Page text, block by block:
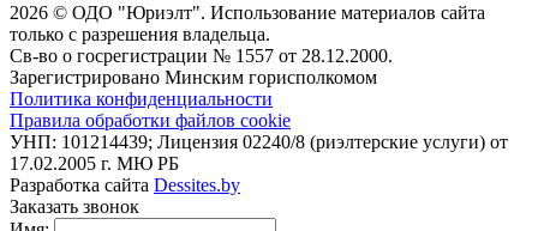
2026 © ОДО "Юриэлт". Использование материалов сайта
только с разрешения владельца.
Св-во о госрегистрации № 1557 от 28.12.2000.
Зарегистрировано Минским горисполкомом
Политика конфиденциальности
Правила обработки файлов cookie
УНП: 101214439; Лицензия 02240/8 (риэлтерские услуги) от
17.02.2005 г. МЮ РБ
Разработка сайта Dessites.by
Заказать звонок